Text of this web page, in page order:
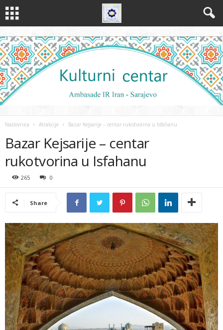
Naslovnica Atrakcije Bazar Kejsarije – centar rukotvorina u Isfahanu
Bazar Kejsarije – centar
rukotvorina u Isfahanu
265 0
Share